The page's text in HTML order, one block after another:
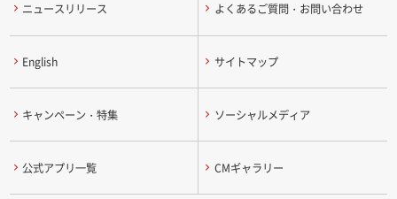
ニュースリリース よくあるご質問・お問い合わせ
English サイトマップ
キャンペーン・特集 ソーシャルメディア
公式アプリ一覧 CMギャラリー